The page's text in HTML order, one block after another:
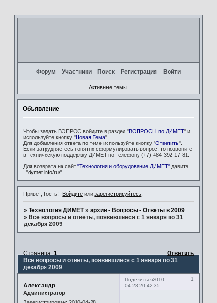
Форум Участники Поиск Регистрация Войти
Активные темы
Объявление
Чтобы задать ВОПРОС войдите в раздел "ВОПРОСЫ по ДИМЕТ" и
используйте кнопку "Новая Тема".
Для добавления ответа по теме используйте кнопку "Ответить".
Если затрудняетесь понятно сформулировать вопрос, то позвоните
в техническую поддержку ДИМЕТ по телефону (+7)-484-392-17-81.
Для возврата на сайт "Технология и оборудование ДИМЕТ"давите
"dymet.info/ru/".
Привет, Гость! Войдите илизарегистрируйтесь
» Технология ДИМЕТ » архив - Вопросы - Ответы в 2009
» Все вопросы и ответы, появившиеся с 1 января по 31
декабря 2009
Все вопросы и ответы, появившиеся с 1 января по 31
декабря 2009
Страница:1 Ответить
Поделиться 1
2010-
04-28 20:42:35
Александр
Администратор
-----------------------------------